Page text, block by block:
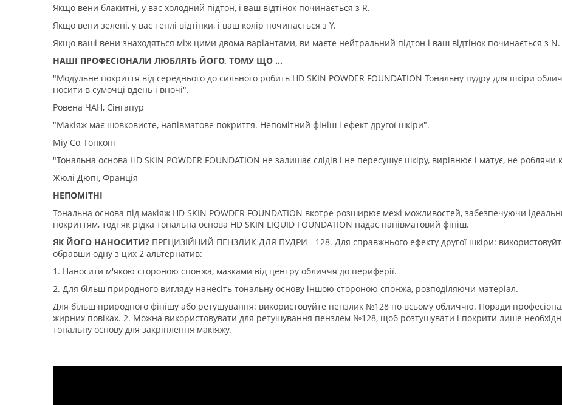
Якщо вени блакитні, у вас холодний підтон, і ваш відтінок починається з R.
Якщо вени зелені, у вас теплі відтінки, і ваш колір починається з Y.
Якщо ваші вени знаходяться між цими двома варіантами, ви маєте нейтральний підтон і ваш відтінок починається з N.
НАШІ ПРОФЕСІОНАЛИ ЛЮБЛЯТЬ ЙОГО, ТОМУ ЩО ...
"Модульне покриття від середнього до сильного робить HD SKIN POWDER FOUNDATION Тональну пудру для шкіри
носити в сумочці вдень і вночі".
Ровена ЧАН, Сінгапур
"Макіяж має шовковисте, напівматове покриття. Непомітний фініш і ефект другої шкіри".
Міу Со, Гонконг
"Тональна основа HD SKIN POWDER FOUNDATION не залишає слідів і не пересушує шкіру, вирівнює і матує, не
Жюлі Дюпі, Франція
НЕПОМІТНІ
Тональна основа під макіяж HD SKIN POWDER FOUNDATION вкотре розширює межі можливостей, забезпечуючи
покриттям, тоді як рідка тональна основа HD SKIN LIQUID FOUNDATION надає напівматовий фініш.
ЯК ЙОГО НАНОСИТИ? ПРЕЦИЗІЙНИЙ ПЕНЗЛИК ДЛЯ ПУДРИ - 128. Для справжнього ефекту другої шкіри:
обравши одну з цих 2 альтернатив:
1. Наносити м'якою стороною спонжа, мазками від центру обличчя до периферії.
2. Для більш природного вигляду нанесіть тональну основу іншою стороною спонжа, розподіляючи матеріал.
Для більш природного фінішу або ретушування: використовуйте пензлик №128 по всьому обличчю. Поради
жирних повіках. 2. Можна використовувати для ретушування пензлем №128, щоб розтушувати і покрити лише
тональну основу для закріплення макіяжу.